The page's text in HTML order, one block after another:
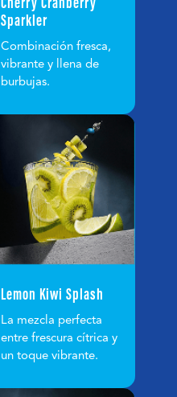
Sparkler
Combinación fresca,
vibrante y llena de
burbujas.
Lemon Kiwi Splash
La mezcla perfecta
entre frescura cítrica y
un toque vibrante.